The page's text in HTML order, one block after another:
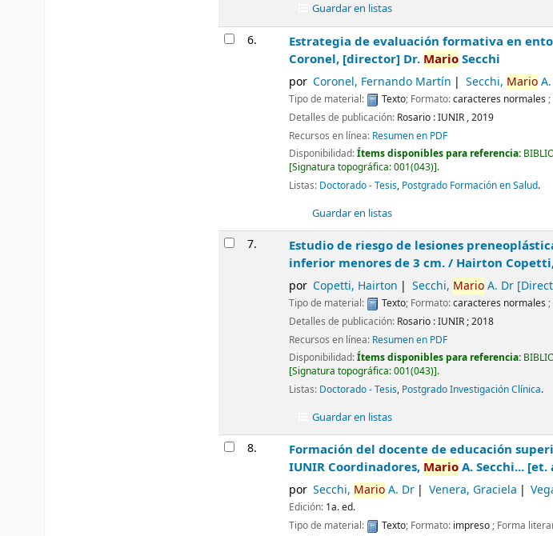
Guardar en listas
6. Estrategia de evaluación formativa en
Coronel, [director] Dr. MarioSecchi
por Coronel, Fernando Martín Secchi, MarioA.
Tipo de material: Texto; Formato:caracteres normales
Detalles de publicación: Rosario :IUNIR ,2019
Recursos en línea: Resumen en PDF
Disponibilidad:Ítems disponibles para referencia:
Signatura topográfica:001(043) .
Listas: Doctorado - Tesis, Postgrado Formación en Salud.
Guardar en listas
7.
Estudio de riesgo de lesiones
inferior menores de 3 cm. / Hairton
por Copetti, Hairton Secchi, MarioA. Dr
Tipo de material: Texto; Formato:caracteres normales
Detalles de publicación: Rosario :IUNIR ;2018
Recursos en línea: Resumen en PDF
Disponibilidad:Ítems disponibles para referencia:
Signatura topográfica:001(043) .
Listas: Doctorado - Tesis, Postgrado Investigación Clínica.
Guardar en listas
8.
Formación del docente de educación
IUNIR Coordinadores, MarioA. Secchi... [et.
por Secchi, MarioA. Dr Venera, Graciela
Edición: 1a. ed.
Tipo de material:
Texto; Formato: impreso; Forma